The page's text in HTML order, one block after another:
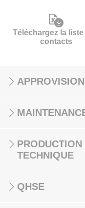
Téléchargez la liste
contacts
TECHNIQUE
QHSE